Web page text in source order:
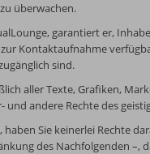
überwachen.
garantiert er,
Kontaktaufnahme
sind.
aller Texte, Grafiken,
andere Rechte des
Sie keinerlei Rechte
des Nachfolgenden